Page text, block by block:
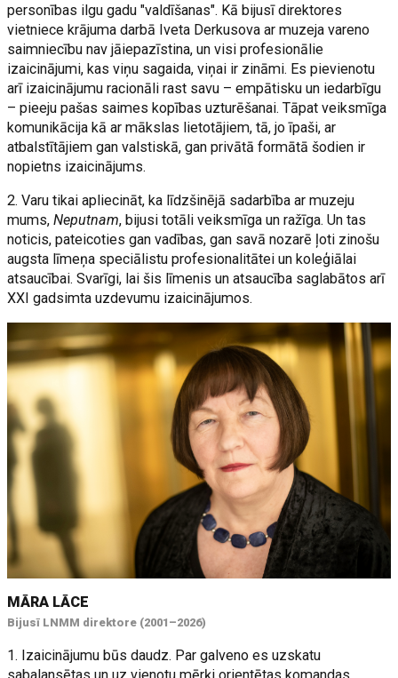
personības ilgu gadu "valdīšanas". Kā bijusī direktores
vietniece krājuma darbā Iveta Derkusova ar muzeja vareno
saimniecību nav jāiepazīstina, un visi profesionālie
izaicinājumi, kas viņu sagaida, viņai ir zināmi. Es pievienotu
arī izaicinājumu racionāli rast savu – empātisku un iedarbīgu
– pieeju pašas saimes kopības uzturēšanai. Tāpat veiksmīga
komunikācija kā ar mākslas lietotājiem, tā, jo īpaši, ar
atbalstītājiem gan valstiskā, gan privātā formātā šodien ir
nopietns izaicinājums.
2. Varu tikai apliecināt, ka līdzšinējā sadarbība ar muzeju
mums,Neputnam, bijusi totāli veiksmīga un ražīga. Un tas
noticis, pateicoties gan vadības, gan savā nozarē ļoti zinošu
augsta līmeņa speciālistu profesionalitātei un koleģiālai
atsaucībai. Svarīgi, lai šis līmenis un atsaucība saglabātos arī
XXI gadsimta uzdevumu izaicinājumos.
MĀRA LĀCE
Bijusī LNMM direktore (2001–2026)
1. Izaicinājumu būs daudz. Par galveno es uzskatu
sabalansētas un uz vienotu mērķi orientētas komandas